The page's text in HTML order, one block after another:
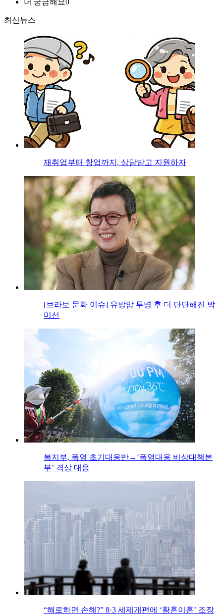
더 궁금해요0
최신뉴스
재취업부터 창업까지, 상담받고 지원하자
[브라보 문화 이슈] 유방암 투병 후 더 단단해진 박
미선
복지부, 폭염 초기대응반→‘폭염대응 비상대책본
부’ 격상 대응
“해로하면 손해?” 8·3 세제개편에 ‘황혼이혼’ 조장